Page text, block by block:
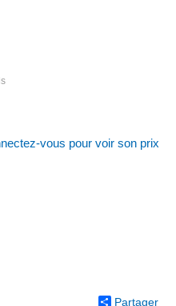
vous pour voir son prix
Partager